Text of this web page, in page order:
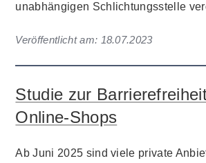
unabhängigen Schlichtungsstelle
Veröffentlicht am: 18.07.2023
Studie zur
Online-Shops
Ab Juni 2025 sind viele private